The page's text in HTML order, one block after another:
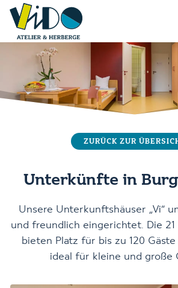
ZURÜCK ZUR
Unterkünfte in
Unsere Unterkunftshäuser „Vi“
und freundlich eingerichtet. Die
bieten Platz für bis zu 120
ideal für kleine und große